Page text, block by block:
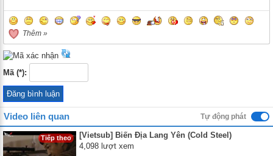
Thêm »
Mã (*):
Video liên quan Tự động phát
Tiếp theo
[Vietsub] Biến Địa Lang Yên (Cold Steel)
4,098 lượt xem